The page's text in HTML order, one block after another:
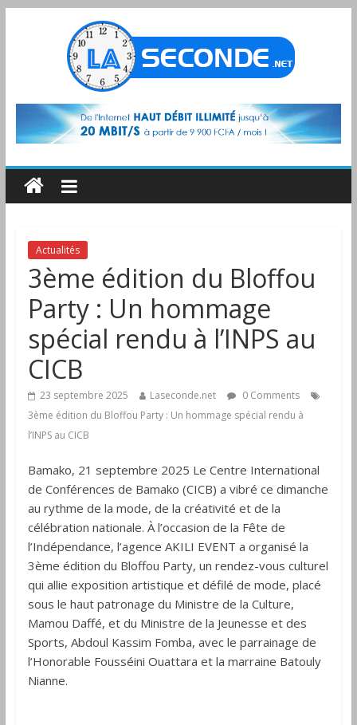
Actualités
3ème édition du Bloffou
Party : Un hommage
spécial rendu à l’INPS au
CICB
23 septembre 2025 Laseconde.net
0 Comments
3ème édition du Bloffou Party : Un hommage spécial rendu à
l’INPS au CICB
Bamako, 21 septembre 2025 Le Centre International
de Conférences de Bamako (CICB) a vibré ce dimanche
au rythme de la mode, de la créativité et de la
célébration nationale. À l’occasion de la Fête de
l’Indépendance, l’agence AKILI EVENT a organisé la
3ème édition du Bloffou Party, un rendez-vous culturel
qui allie exposition artistique et défilé de mode, placé
sous le haut patronage du Ministre de la Culture,
Mamou Daffé, et du Ministre de la Jeunesse et des
Sports, Abdoul Kassim Fomba, avec le parrainage de
l’Honorable Fousséini Ouattara et la marraine Batouly
Nianne.